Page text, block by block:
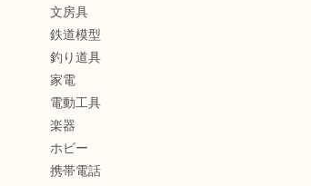
文房具
鉄道模型
釣り道具
家電
電動工具
楽器
ホビー
携帯電話